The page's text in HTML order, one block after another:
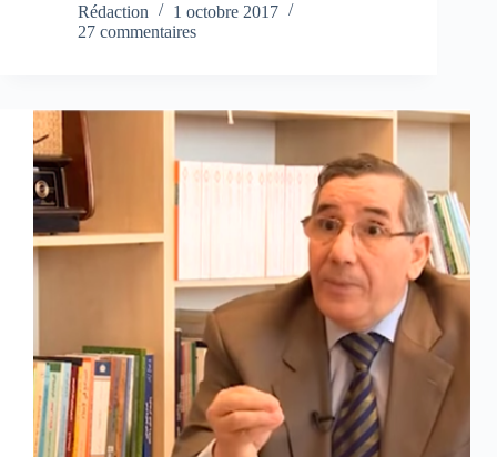
Rédaction
1 octobre 2017
27 commentaires